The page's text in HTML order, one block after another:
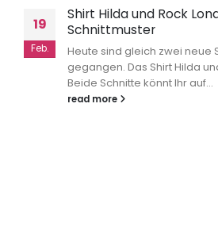
19
Feb.
Shirt Hilda und Rock
Schnittmuster
Heute sind gleich zwei neue
gegangen. Das Shirt Hilda
Beide Schnitte könnt Ihr auf...
read more